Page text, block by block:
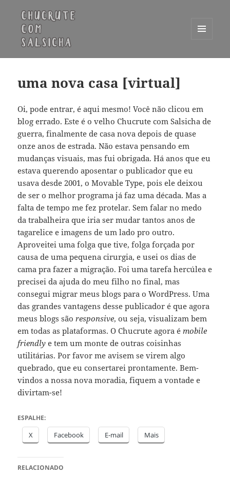
WIDGETS
uma nova casa [virtual]
Oi, pode entrar, é aqui mesmo! Você não clicou em
blog errado. Este é o velho Chucrute com Salsicha de
guerra, finalmente de casa nova depois de quase
onze anos de estrada. Não estava pensando em
mudanças visuais, mas fui obrigada. Há anos que eu
estava querendo aposentar o publicador que eu
usava desde 2001, o Movable Type, pois ele deixou
de ser o melhor programa já faz uma década. Mas a
falta de tempo me fez protelar. Sem falar no medo
da trabalheira que iria ser mudar tantos anos de
tagarelice e imagens de um lado pro outro.
Aproveitei uma folga que tive, folga forçada por
causa de uma pequena cirurgia, e usei os dias de
cama pra fazer a migração. Foi uma tarefa hercúlea e
precisei da ajuda do meu filho no final, mas
consegui migrar meus blogs para o WordPress. Uma
das grandes vantagens desse publicador é que agora
meus blogs sãoresponsive, ou seja, visualizam bem
em todas as plataformas. O Chucrute agora émobile
friendly e tem um monte de outras coisinhas
utilitárias. Por favor me avisem se virem algo
quebrado, que eu consertarei prontamente. Bem-
vindos a nossa nova moradia, fiquem a vontade e
divirtam-se!
ESPALHE:
X Facebook E-mail Mais
RELACIONADO